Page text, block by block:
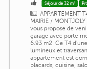
Séjour de 32 m²
APPARTEMENT
MAIRIE /
vous propose de
garage avec porte
6.93 m2. Ce T4
lumineux et
appartement est
placards, cuisine,